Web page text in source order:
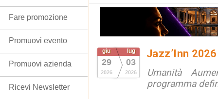
giu
29
2026
lug
03
2026
Jazz’Inn 2026
Umanità
programma
Fare promozione
Promuovi evento
Promuovi azienda
Ricevi Newsletter